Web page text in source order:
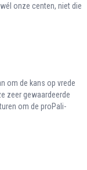
onze centen, niet die
om de kans op vrede
zeer gewaardeerde
om de proPali-